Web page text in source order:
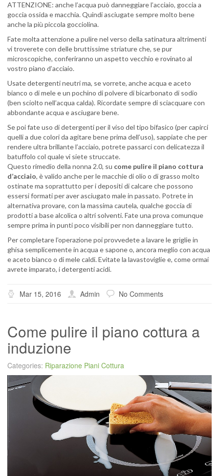
ATTENZIONE: anche l’acqua può danneggiare l’acciaio, goccia a
goccia ossida e macchia. Quindi asciugate sempre molto bene
anche la più piccola gocciolina.
Fate molta attenzione a pulire nel verso della satinatura altrimenti
vi troverete con delle bruttissime striature che, se pur
microscopiche, conferiranno un aspetto vecchio e rovinato al
vostro piano d’acciaio.
Usate detergenti neutri ma, se vorrete, anche acqua e aceto
bianco o di mele e un pochino di polvere di bicarbonato di sodio
(ben sciolto nell’acqua calda). Ricordate sempre di sciacquare con
abbondante acqua e asciugare bene.
Se poi fate uso di detergenti per il viso del tipo bifasico (per capirci
quelli a due colori da agitare bene prima dell’uso), sappiate che per
rendere ultra brillante l’acciaio, potrete passarci con delicatezza il
batuffolo col quale vi siete struccate.
Questo rimedio della nonna 2.0, su come pulire il piano cottura
d’acciaio, è valido anche per le macchie di olio o di grasso molto
ostinate ma soprattutto per i depositi di calcare che possono
essersi formati per aver asciugato male in passato. Potrete in
alternativa provare, con la massima cautela, qualche goccia di
prodotti a base alcolica o altri solventi. Fate una prova comunque
sempre prima in punti poco visibili per non danneggiare tutto.
Per completare l’operazione poi provvedete a lavare le griglie in
ghisa semplicemente in acqua e sapone o, ancora meglio con acqua
e aceto bianco o di mele caldi. Evitate la lavastoviglie e, come ormai
avrete imparato, i detergenti acidi.
Mar 15, 2016 Admin No Comments
Come pulire il piano cottura a
induzione
Categories: Riparazione Piani Cottura